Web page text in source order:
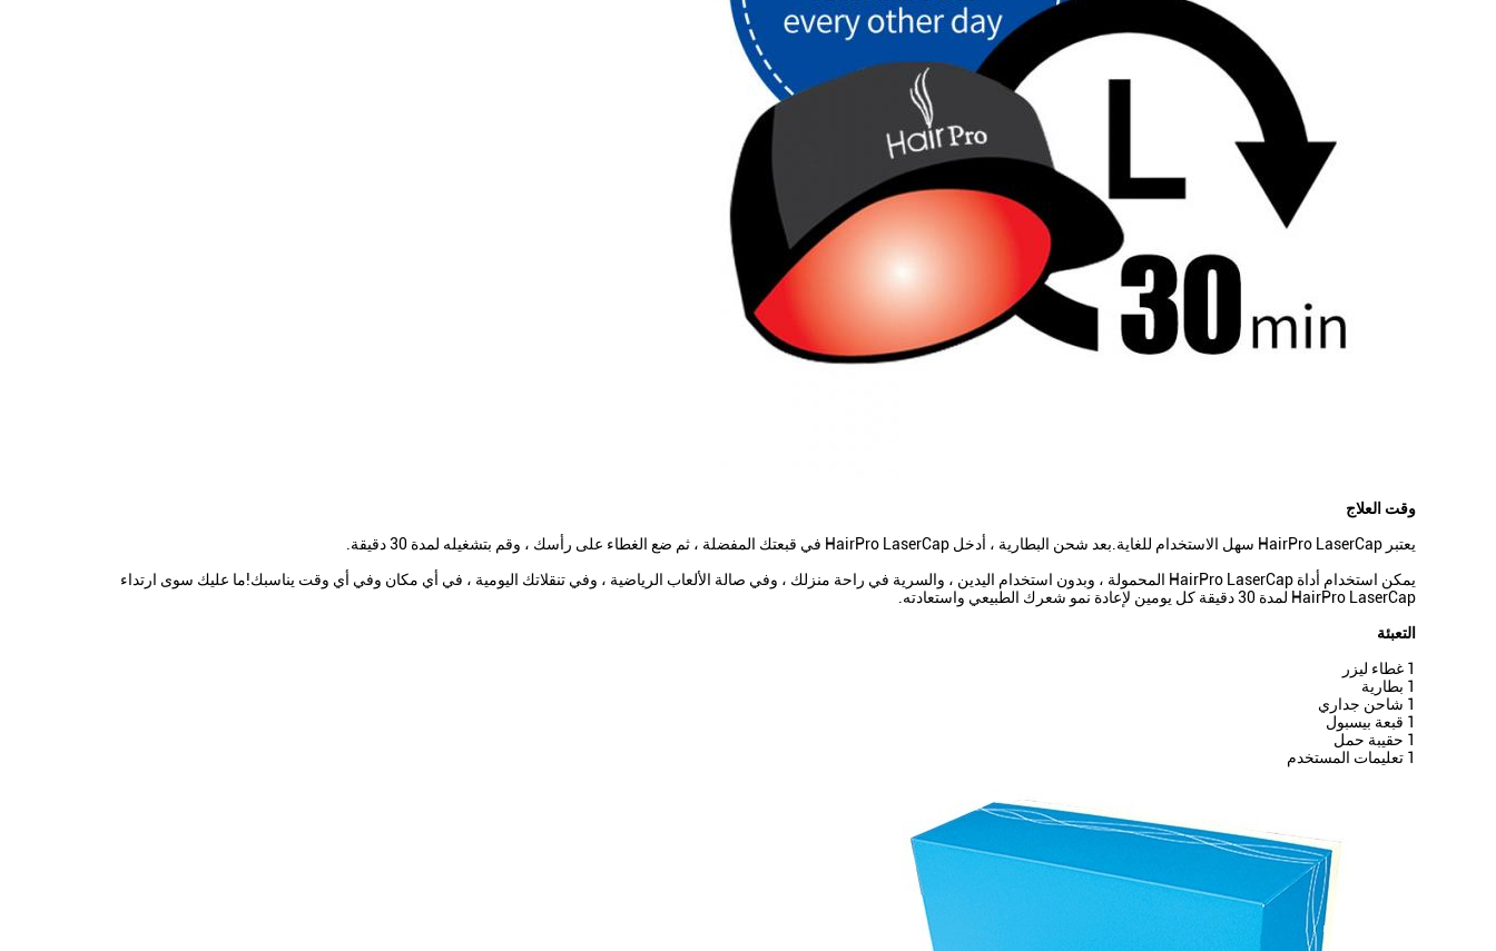
وقت العلاج
يعتبر HairPro LaserCap سهل الاستخدام للغاية.بعد شحن البطارية ، أدخل HairPro LaserCap في قبعتك المفضلة ، ثم ضع الغطاء على رأسك ، وقم بتشغيله لمدة 30 دقيقة.
يمكن استخدام أداة HairPro LaserCap المحمولة ، وبدون استخدام اليدين ، والسرية في راحة منزلك ، وفي صالة الألعاب الرياضية ، وفي تنقلاتك اليومية ، في أي مكان وفي أي وقت يناسبك!ما عليك سوى ارتداء
HairPro LaserCap لمدة 30 دقيقة كل يومين لإعادة نمو شعرك الطبيعي واستعادته.
التعبئة
1 غطاء ليزر
1 بطارية
1 شاحن جداري
1 قبعة بيسبول
1 حقيبة حمل
1 تعليمات المستخدم